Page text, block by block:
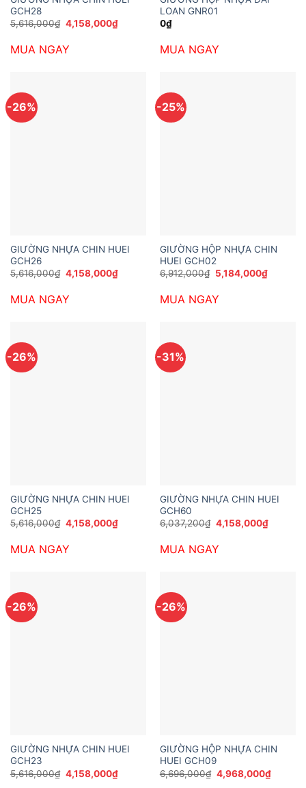
GCH28
5,616,000₫ Giá
gốc
5,616,000₫.
4,158,000₫Giá
hiện
MUA NGAY
LOAN GNR01
0₫
MUA NGAY
-26%
GIƯỜNG NHỰA CHIN HUEI
GCH26
5,616,000₫ Giá
gốc
5,616,000₫.
4,158,000₫Giá
hiện
MUA NGAY
-25%
GIƯỜNG HỘP NHỰA CHIN
HUEI GCH02
6,912,000₫ Giá
gốc
6,912,000₫.
5,184,000₫Giá
hiện
MUA NGAY
-26%
GIƯỜNG NHỰA CHIN HUEI
GCH25
5,616,000₫ Giá
gốc
5,616,000₫.
4,158,000₫Giá
hiện
MUA NGAY
-31%
GIƯỜNG NHỰA CHIN HUEI
GCH60
6,037,200₫ Giá
gốc
6,037,200₫.
4,158,000₫Giá
hiện
MUA NGAY
-26%
GIƯỜNG NHỰA CHIN HUEI
GCH23
5,616,000₫ Giá
gốc
4,158,000₫Giá
hiện
-26%
GIƯỜNG HỘP NHỰA CHIN
HUEI GCH09
6,696,000₫ Giá
gốc
4,968,000₫Giá
hiện